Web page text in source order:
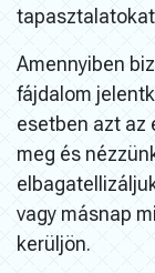
Amennyiben
fájdalom
esetben azt az
meg és
vagy másnap
kerüljön.